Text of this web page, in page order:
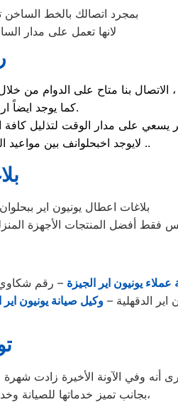
بمجرد اتصالك بالخط
لانها تعمل على مدار
الاتصال بنا متاح على الدوام من خلال رقم ضمان صيانة يونيون اير الارضي او بالضغط علي ايقونة الهاتف ثم الاتصال ،
كما يوجد ايضاً ارقام تليفون يونيون اير الموجودة بصفحة التواصل مع عملائنا.
يسعي على مدار الوقت لتذليل
لايوجد اخبحلوانف بين مواعيد العمل بجميع الفروع المتواجد بالمدن والمحافظات نهدف دائماً لراحة عملائنا ..
بلاغات اعطال يونيون اير
فقط أفضل المنتجات الأجهزة
يونيون اير الجيزة – رقم شكاوي
الدقهلية – وكيل صيانة يونيون اير
بجانب تميز خدماتها للصيانة وخدمات ما بعد البيع والكثير من أسباب اختيار العميل لها وثقته الكبيرة بها وبما تنتجه،